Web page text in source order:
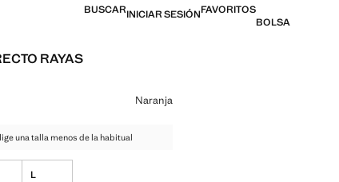
BUSCARINICIAR SESIÓNFAVORITOS
BOLSA
RAYAS
69.99 ]
Naranja
una talla menos de la habitual
L